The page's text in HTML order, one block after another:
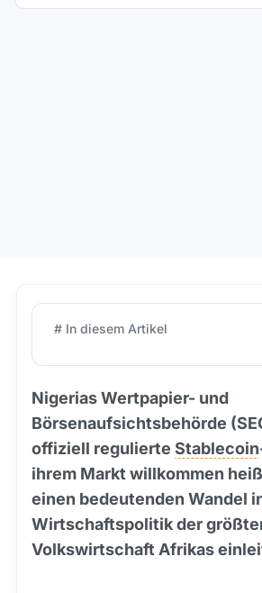
# In diesem Artikel
Nigerias Wertpapier- und
Börsenaufsichtsbehörde
offiziell regulierte Stablecoin
ihrem Markt willkommen
einen bedeutenden Wandel
Wirtschaftspolitik der
Volkswirtschaft Afrikas